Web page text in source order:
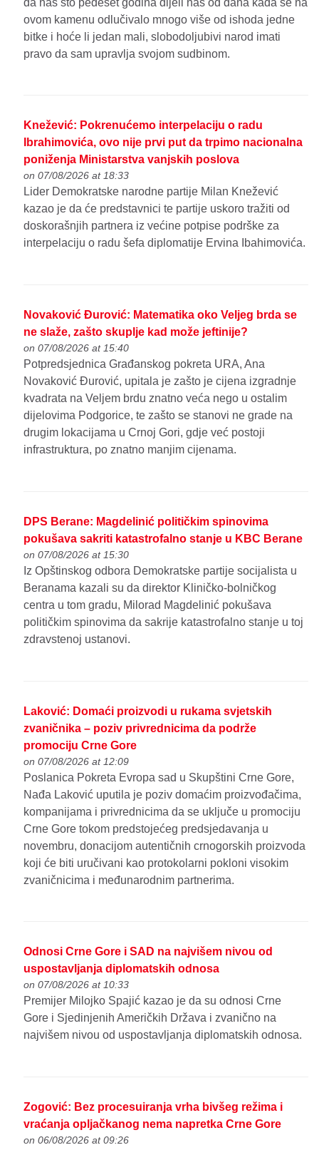
ovom kamenu odlučivalo mnogo više od ishoda jedne
bitke i hoće li jedan mali, slobodoljubivi narod imati
pravo da sam upravlja svojom sudbinom.
Knežević: Pokrenućemo interpelaciju o radu
Ibrahimovića, ovo nije prvi put da trpimo nacionalna
poniženja Ministarstva vanjskih poslova
on 07/08/2026 at 18:33
Lider Demokratske narodne partije Milan Knežević
kazao je da će predstavnici te partije uskoro tražiti od
doskorašnjih partnera iz većine potpise podrške za
interpelaciju o radu šefa diplomatije Ervina Ibahimovića.
Novaković Đurović: Matematika oko Veljeg brda se
ne slaže, zašto skuplje kad može jeftinije?
on 07/08/2026 at 15:40
Potpredsjednica Građanskog pokreta URA, Ana
Novaković Đurović, upitala je zašto je cijena izgradnje
kvadrata na Veljem brdu znatno veća nego u ostalim
dijelovima Podgorice, te zašto se stanovi ne grade na
drugim lokacijama u Crnoj Gori, gdje već postoji
infrastruktura, po znatno manjim cijenama.
DPS Berane: Magdelinić političkim spinovima
pokušava sakriti katastrofalno stanje u KBC Berane
on 07/08/2026 at 15:30
Iz Opštinskog odbora Demokratske partije socijalista u
Beranama kazali su da direktor Kliničko-bolničkog
centra u tom gradu, Milorad Magdelinić pokušava
političkim spinovima da sakrije katastrofalno stanje u toj
zdravstenoj ustanovi.
Laković: Domaći proizvodi u rukama svjetskih
zvaničnika – poziv privrednicima da podrže
promociju Crne Gore
on 07/08/2026 at 12:09
Poslanica Pokreta Evropa sad u Skupštini Crne Gore,
Nađa Laković uputila je poziv domaćim proizvođačima,
kompanijama i privrednicima da se uključe u promociju
Crne Gore tokom predstojećeg predsjedavanja u
novembru, donacijom autentičnih crnogorskih proizvoda
koji će biti uručivani kao protokolarni pokloni visokim
zvaničnicima i međunarodnim partnerima.
Odnosi Crne Gore i SAD na najvišem nivou od
uspostavljanja diplomatskih odnosa
on 07/08/2026 at 10:33
Premijer Milojko Spajić kazao je da su odnosi Crne
Gore i Sjedinjenih Američkih Država i zvanično na
najvišem nivou od uspostavljanja diplomatskih odnosa.
Zogović: Bez procesuiranja vrha bivšeg režima i
vraćanja opljačkanog nema napretka Crne Gore
on 06/08/2026 at 09:26